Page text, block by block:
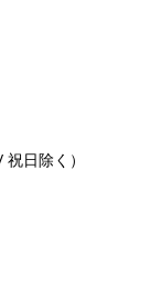
日除く）